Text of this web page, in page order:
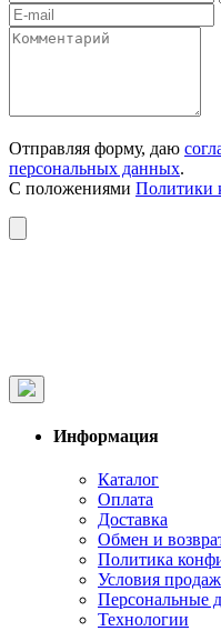
Отправляя форму, даю
персональных данных.
С положениями Политики
Информация
Каталог
Оплата
Доставка
Обмен и
Политика
Условия
Персональные
Технологии